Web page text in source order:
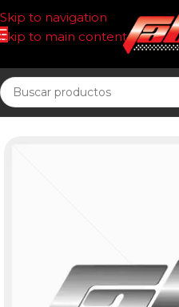
Skip to navigation
Skip to main content
Inicio FILTRO AIRE CIRCULAR